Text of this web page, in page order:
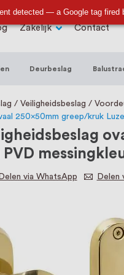
detected — a Google tag fired
met
we RVS op
bij ons
Zakelijk Contact
Deurbeslag
Veiligheidsbeslag
250x50mm greep/kruk
Delen via WhatsApp Delen